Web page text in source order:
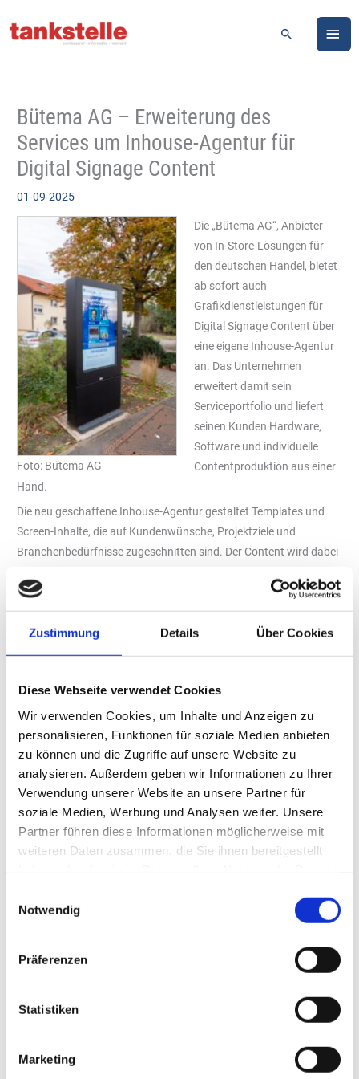
Zustimmung Details Über Cookies
Diese Webseite verwendet Cookies
Wir verwenden Cookies, um Inhalte und Anzeigen zu
personalisieren, Funktionen für soziale Medien anbieten
zu können und die Zugriffe auf unsere Website zu
analysieren. Außerdem geben wir Informationen zu Ihrer
Verwendung unserer Website an unsere Partner für
soziale Medien, Werbung und Analysen weiter. Unsere
Partner führen diese Informationen möglicherweise mit
weiteren Daten zusammen, die Sie ihnen bereitgestellt
Notwendig
Präferenzen
Statistiken
Marketing
Inhalt
Suchen
Bütema AG – Erweiterung des
Services um Inhouse-Agentur für
Digital Signage Content
01-09-2025
Foto: Bütema AG
Die „Bütema AG“, Anbieter
von In-Store-Lösungen für
den deutschen Handel, bietet
ab sofort auch
Grafikdienstleistungen für
Digital Signage Content über
eine eigene Inhouse-Agentur
an. Das Unternehmen
erweitert damit sein
Serviceportfolio und liefert
seinen Kunden Hardware,
Software und individuelle
Contentproduktion aus einer
Hand.
Die neu geschaffene Inhouse-Agentur gestaltet Templates und
Screen-Inhalte, die auf Kundenwünsche, Projektziele und
Branchenbedürfnisse zugeschnitten sind. Der Content wird dabei
Digital Signage System kompatibel ist. Optional übernimmt das
Team auch die vollständige Einspielung der Inhalte in das Content
Management System inklusive Zeitplanung, Aktualisierung und
Monitoring.
in Richtung Full-Service. Unsere Kunden erhalten nicht nur die
Technologie, sondern auch die passenden Inhalte – professionell
produziert, strategisch geplant und effizient umgesetzt. Das spart
Zeit, sorgt für Konsistenz und macht Digital Signage zum echten
Mehrwert“, so Lutz Hollmann-Raabe, CSO & COO der „Bütema
AG“.
Bereits
Projekte für
mit einem
Stadtinformationssystem und Menüboards für den „Circus
Krone“ in München. Für das Fashion Label „Luisa Cerano“
realisierte „Bütema“ visuelles Storytelling im Pop-up-Store in
Stuttgart mit einem auf die Markenwelt abgestimmten